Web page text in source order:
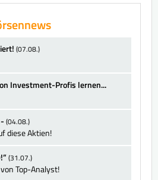
(07.08.)
Investment-Profis lernen...
(04.08.)
diese Aktien!
(31.07.)
Top-Analyst!